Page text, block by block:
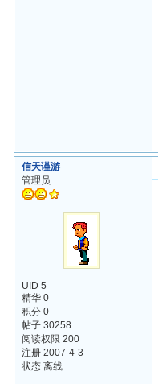
信天谨游
管理员
UID 5
精华 0
积分 0
帖子 30258
阅读权限 200
注册 2007-4-3
状态 离线